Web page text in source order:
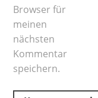
Browser für
meinen
nächsten
Kommentar
speichern.